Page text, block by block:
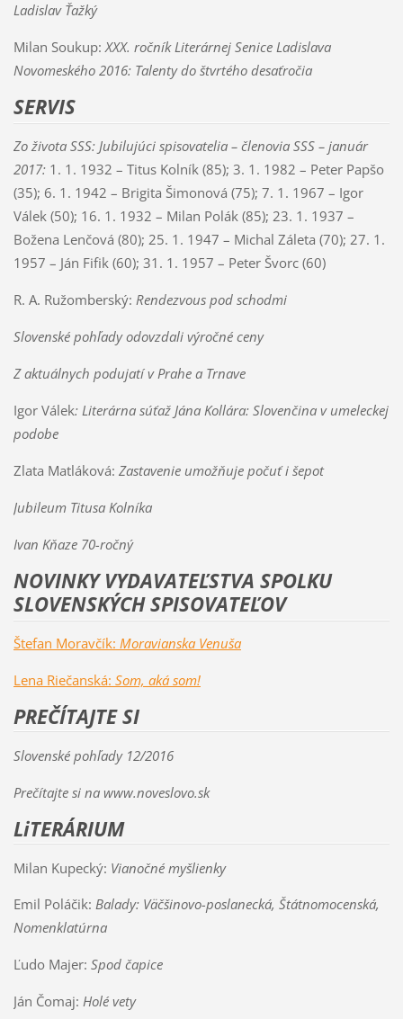
Ladislav Ťažký
Milan Soukup:XXX. ročník Literárnej Senice Ladislava
Novomeského 2016: Talenty do štvrtého desaťročia
SERVIS
Zo života SSS: Jubilujúci spisovatelia – členovia SSS – január
2017: 1. 1. 1932 – Titus Kolník (85); 3. 1. 1982 – Peter Papšo
(35); 6. 1. 1942 – Brigita Šimonová (75); 7. 1. 1967 – Igor
Válek (50); 16. 1. 1932 – Milan Polák (85); 23. 1. 1937 –
Božena Lenčová (80); 25. 1. 1947 – Michal Záleta (70); 27. 1.
1957 – Ján Fifik (60); 31. 1. 1957 – Peter Švorc (60)
R. A. Ružomberský: Rendezvous pod schodmi
Slovenské pohľady odovzdali výročné ceny
Z aktuálnych podujatí v Prahe a Trnave
Igor Válek: Literárna súťaž Jána Kollára: Slovenčina v umeleckej
podobe
Zlata Matláková: Zastavenie umožňuje počuť i šepot
Jubileum Titusa Kolníka
Ivan Kňaze 70-ročný
NOVINKY VYDAVATEĽSTVA SPOLKU
SLOVENSKÝCH SPISOVATEĽOV
Štefan Moravčík: Moravianska Venuša
Lena Riečanská: Som, aká som!
PREČÍTAJTE SI
Slovenské pohľady 12/2016
Prečítajte si na www.noveslovo.sk
LiTERÁRIUM
Milan Kupecký: Vianočné myšlienky
Emil Poláčik: Balady: Väčšinovo-poslanecká, Štátnomocenská,
Nomenklatúrna
Ľudo Majer: Spod čapice
Ján Čomaj: Holé vety